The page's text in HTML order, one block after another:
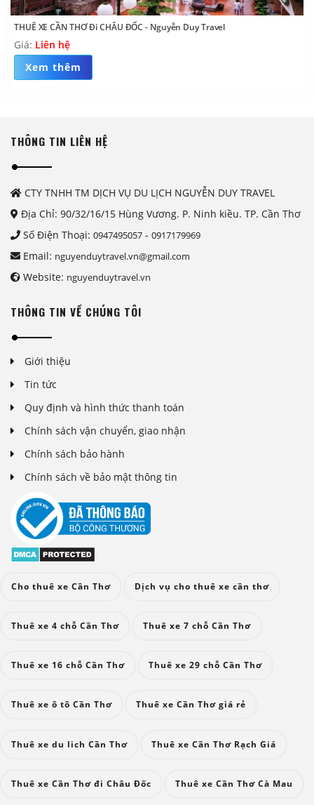
THUÊ XE CẦN THƠ Đi CHÂU ĐỐC - Nguyễn Duy Travel
Giá: Liên hệ
Xem thêm
THÔNG TIN LIÊN HỆ
CTY TNHH TM DỊCH VỤ DU LỊCH NGUYỄN DUY TRAVEL
Địa Chỉ: 90/32/16/15 Hùng Vương. P. Ninh kiều. TP. Cần Thơ
Số Điện Thoại: 0947495057 - 0917179969
Email: nguyenduytravel.vn@gmail.com
Website: nguyenduytravel.vn
THÔNG TIN VỀ CHÚNG TÔI
Giới thiệu
Tin tức
Quy định và hình thức thanh toán
Chính sách vận chuyển, giao nhận
Chính sách bảo hành
Chính sách về bảo mật thông tin
Cho thuê xe Cần Thơ Dịch vụ cho thuê xe cần thơ
Thuê xe 4 chỗ Cần Thơ Thuê xe 7 chỗ Cần Thơ
Thuê xe 16 chỗ Cần Thơ Thuê xe 29 chỗ Cần Thơ
Thuê xe ô tô Cần Thơ Thuê xe Cần Thơ giá rẻ
Thuê xe du lich Cần Thơ Thuê xe Cần Thơ Rạch Giá
Thuê xe Cần Thơ đi Châu Đốc Thuê xe Cần Thơ Cà Mau